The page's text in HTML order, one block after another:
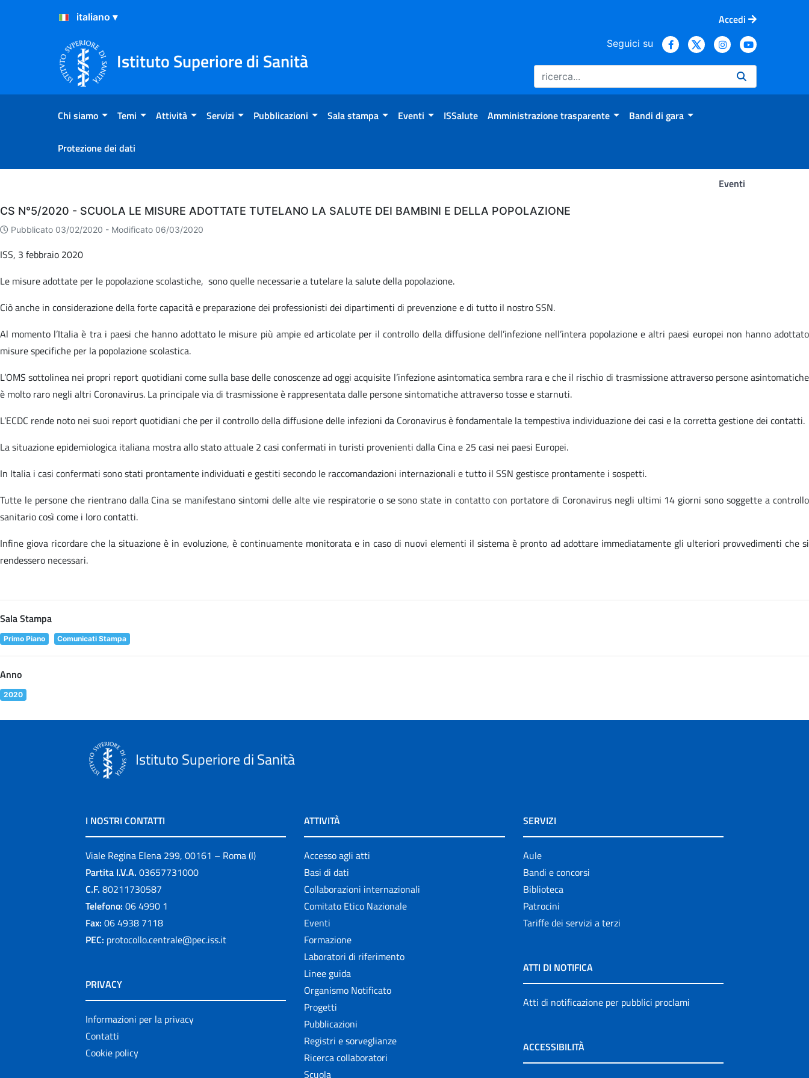
Salta al Contenuto
Salta al Footer
Accedi
Istituto Superiore di Sanità
Seguici su
Chi siamo Temi Attività Servizi Pubblicazioni Sala stampa Eventi ISSalute Amministrazione trasparente Bandi di gara
Protezione dei dati
Eventi
Eventi
CS N°5/2020 - SCUOLA LE MISURE ADOTTATE TUTELANO LA SALUTE DEI BAMBINI E DELLA POPOLAZIONE
Pubblicato 03/02/2020 - Modificato 06/03/2020
ISS, 3 febbraio 2020
Le misure adottate per le popolazione scolastiche, sono quelle necessarie a tutelare la salute della popolazione.
Ciò anche in considerazione della forte capacità e preparazione dei professionisti dei dipartimenti di prevenzione e di tutto il nostro SSN.
Al momento l’Italia è tra i paesi che hanno adottato le misure più ampie ed articolate per il controllo della diffusione dell’infezione nell’intera popolazione e altri paesi europei non hanno adottato
misure specifiche per la popolazione scolastica.
L’OMS sottolinea nei propri report quotidiani come sulla base delle conoscenze ad oggi acquisite l’infezione asintomatica sembra rara e che il rischio di trasmissione attraverso persone asintomatiche
è molto raro negli altri Coronavirus. La principale via di trasmissione è rappresentata dalle persone sintomatiche attraverso tosse e starnuti.
L’ECDC rende noto nei suoi report quotidiani che per il controllo della diffusione delle infezioni da Coronavirus è fondamentale la tempestiva individuazione dei casi e la corretta gestione dei contatti.
La situazione epidemiologica italiana mostra allo stato attuale 2 casi confermati in turisti provenienti dalla Cina e 25 casi nei paesi Europei.
In Italia i casi confermati sono stati prontamente individuati e gestiti secondo le raccomandazioni internazionali e tutto il SSN gestisce prontamente i sospetti.
Tutte le persone che rientrano dalla Cina se manifestano sintomi delle alte vie respiratorie o se sono state in contatto con portatore di Coronavirus negli ultimi 14 giorni sono soggette a controllo
sanitario così come i loro contatti.
Infine giova ricordare che la situazione è in evoluzione, è continuamente monitorata e in caso di nuovi elementi il sistema è pronto ad adottare immediatamente gli ulteriori provvedimenti che si
rendessero necessari.
Sala Stampa
Primo Piano Comunicati Stampa
Anno
2020
Istituto Superiore di Sanità
I NOSTRI CONTATTI
Viale Regina Elena 299, 00161 – Roma (I)
Partita I.V.A. 03657731000
C.F. 80211730587
Telefono: 06 4990 1
Fax: 06 4938 7118
PEC: protocollo.centrale@pec.iss.it
PRIVACY
Informazioni per la privacy
Contatti
Cookie policy
ATTIVITÀ
Accesso agli atti
Basi di dati
Collaborazioni internazionali
Comitato Etico Nazionale
Eventi
Formazione
Laboratori di riferimento
Linee guida
Organismo Notificato
Progetti
Pubblicazioni
Registri e sorveglianze
Ricerca collaboratori
Scuola
SERVIZI
Aule
Bandi e concorsi
Biblioteca
Patrocini
Tariffe dei servizi a terzi
ATTI DI NOTIFICA
Atti di notificazione per pubblici proclami
ACCESSIBILITÀ